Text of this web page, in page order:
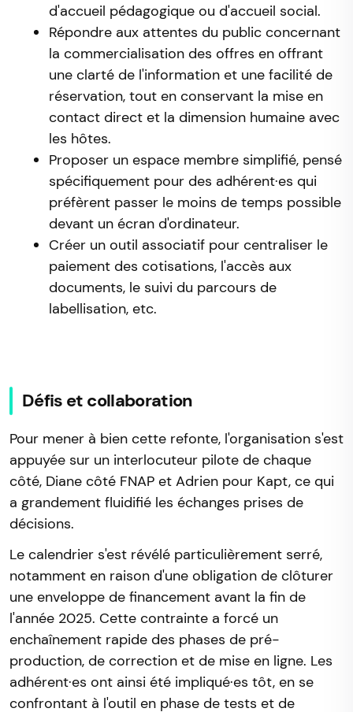
d'accueil pédagogique ou d'accueil social.
Répondre aux attentes du public concernant
la commercialisation des offres en offrant
une clarté de l'information et une facilité de
réservation, tout en conservant la mise en
contact direct et la dimension humaine avec
les hôtes.
Proposer un espace membre simplifié, pensé
spécifiquement pour des adhérent·es qui
préfèrent passer le moins de temps possible
devant un écran d'ordinateur.
Créer un outil associatif pour centraliser le
paiement des cotisations, l'accès aux
documents, le suivi du parcours de
labellisation, etc.
Défis et collaboration
Pour mener à bien cette refonte, l'organisation s'est
appuyée sur un interlocuteur pilote de chaque
côté, Diane côté FNAP et Adrien pour Kapt, ce qui
a grandement fluidifié les échanges prises de
décisions.
Le calendrier s'est révélé particulièrement serré,
notamment en raison d'une obligation de clôturer
une enveloppe de financement avant la fin de
l'année 2025. Cette contrainte a forcé un
enchaînement rapide des phases de pré-
production, de correction et de mise en ligne. Les
adhérent·es ont ainsi été impliqué·es tôt, en se
confrontant à l'outil en phase de tests et de